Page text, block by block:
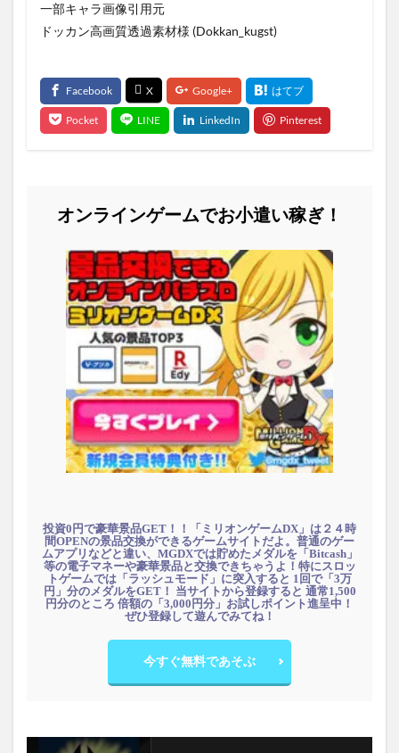
一部キャラ画像引用元
ドッカン高画質透過素材様 (Dokkan_kugst)
オンラインゲームでお小遣い稼ぎ！
投資0円で豪華景品GET！！「ミリオンゲームDX」は２４時
間OPENの景品交換ができるゲームサイトだよ。普通のゲー
ムアプリなどと違い、MGDXでは貯めたメダルを「Bitcash」
等の電子マネーや豪華景品と交換できちゃうよ！特にスロッ
トゲームでは「ラッシュモード」に突入すると 1回で「3万
円」分のメダルをGET！ 当サイトから登録すると 通常1,500
円分のところ 倍額の「3,000円分」お試しポイント進呈中！
ぜひ登録して遊んでみてね！
今すぐ無料であそぶ